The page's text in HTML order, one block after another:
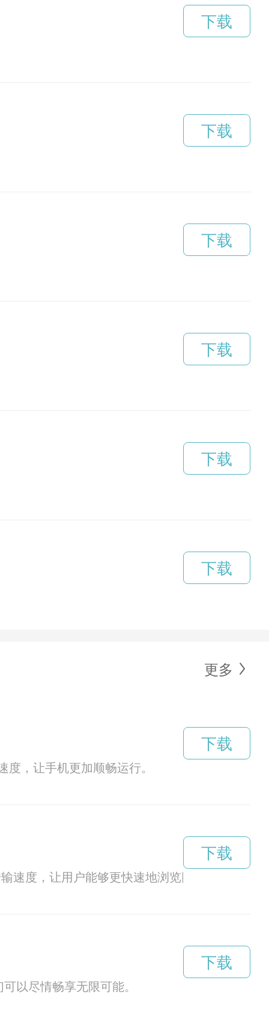
下载
下载
下载
下载
下载
下载
更多
，让手机更加顺畅运行。
下载
速度，让用户能够更快速地浏览网页、观看视
下载
以尽情畅享无限可能。
下载